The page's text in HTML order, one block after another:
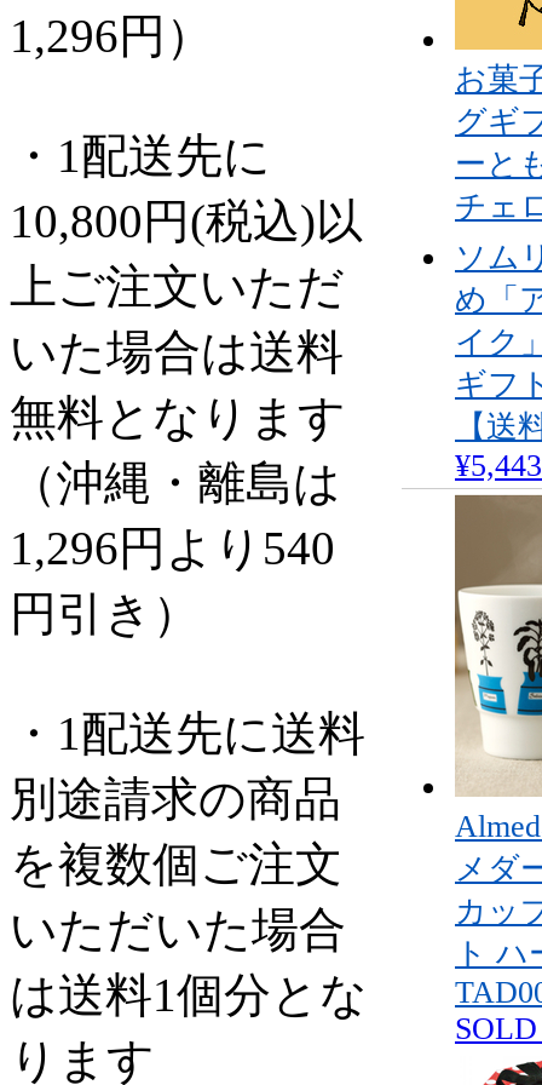
お菓
グギ
ーと
チェ
ソム
め「
イク
ギフ
【送
¥5,443
メダ
カッ
ト
1,296円）
・1配送先に
10,800円(税込)以
上ご注文いただ
いた場合は送料
無料となります
（沖縄・離島は
1,296円より540
円引き）
・1配送先に送料
別途請求の商品
を複数個ご注文
いただいた場合
は送料1個分とな
ります